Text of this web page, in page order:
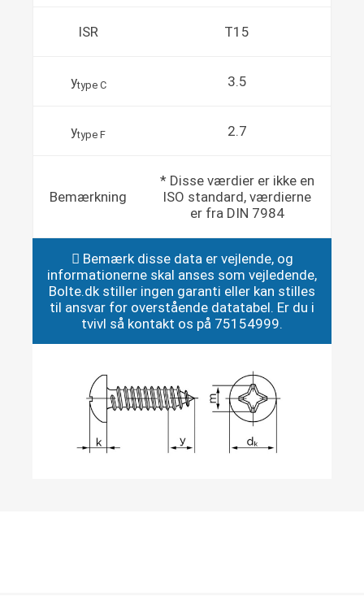
ISR T15
ytype C 3.5
ytype F 2.7
Bemærkning
* Disse værdier er ikke en
ISO standard, værdierne
er fra DIN 7984
Bemærk disse data er vejlende, og
informationerne skal anses som vejledende,
Bolte.dk stiller ingen garanti eller kan stilles
til ansvar for overstående datatabel. Er du i
tvivl så kontakt os på 75154999.